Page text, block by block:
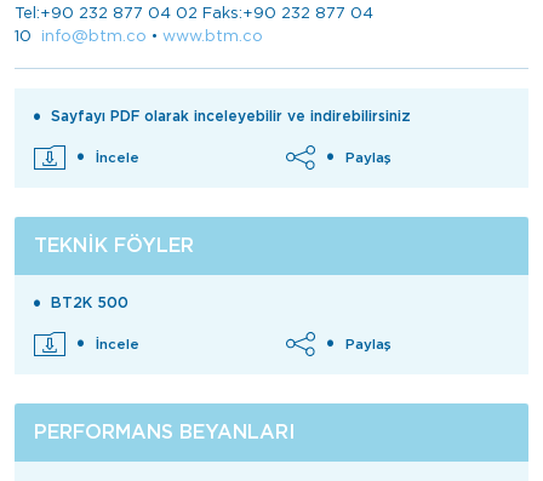
Tel:+90 232 877 04 02 Faks:+90 232 877 04
10 info@btm.co • www.btm.co
Sayfayı PDF olarak inceleyebilir ve indirebilirsiniz
İncele Paylaş
TEKNIK FÖYLER
BT2K 500
İncele Paylaş
PERFORMANS BEYANLARI